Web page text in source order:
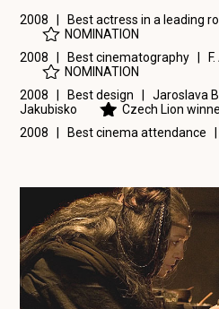
2008 | Best actress in a leading
NOMINATION
2008 | Best cinematography |
NOMINATION
2008 | Best design |Jaroslava
Jakubisko
Czech Lion
2008 | Best cinema attendance |